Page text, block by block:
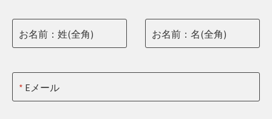
お名前：姓(全角) お名前：名(全角)
Eメール